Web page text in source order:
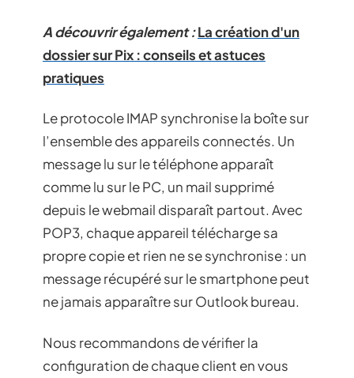
A découvrir également :La création d'un
dossier sur Pix : conseils et astuces
pratiques
Le protocole IMAP synchronise la boîte sur
l’ensemble des appareils connectés. Un
message lu sur le téléphone apparaît
comme lu sur le PC, un mail supprimé
depuis le webmail disparaît partout. Avec
POP3, chaque appareil télécharge sa
propre copie et rien ne se synchronise : un
message récupéré sur le smartphone peut
ne jamais apparaître sur Outlook bureau.
Nous recommandons de vérifier la
configuration de chaque client en vous